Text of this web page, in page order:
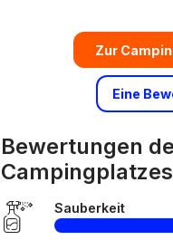
Zur
Eine
Bewertungen
Sauberkeit